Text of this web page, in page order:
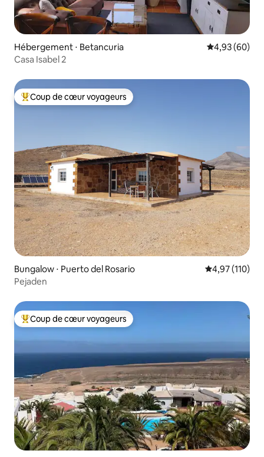
Hébergement ⋅ Betancuria Évaluation
4,93 (60)
Casa Isabel 2
Coups de cœur voyageurs les plus appréciés
Coup de cœur voyageurs
Bungalow ⋅ Puerto del Rosario Évaluation
4,97 (110)
Pejaden
Coups de cœur voyageurs les plus appréciés
Coup de cœur voyageurs